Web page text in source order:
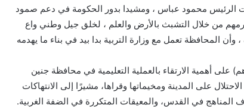
الرئيس محمود عباس ، ومشيدا بدور الحكومة في دعم صمود
من خلال التشبث بالأرض والعلم ، لخلق جيل وطني واع
المحافظة تعمل مع وزارة التربية بدا بيد في بناء ما يهدمه
على أهمية الارتقاء بالعملية التعليمية في محافظة جنين
على المدينة ومخيماتها وقراها، مشيرًا إلى الانتهاكات
في القدس، والمعيقات المتكررة في الضفة الغربية.